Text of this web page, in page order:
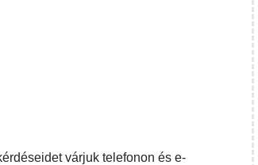
várjuk telefonon és e-